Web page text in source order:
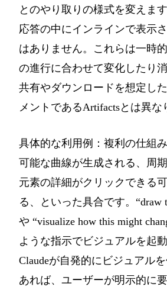
とのやり取りの様式を変えま
応答の中にインラインで表示
はありません。これらは一時
の進行に合わせて変化したり
共有やダウンロードを想定し
メントであるArtifactsとは異な
具体的な利用例：複利の仕組
可能な曲線が生成される、周
元素の詳細がクリックできる
る、といった具合です。“draw
や “visualize how this might
ような指示でビジュアルを起動
Claudeが自発的にビジュアル
あれば、ユーザーが明示的に